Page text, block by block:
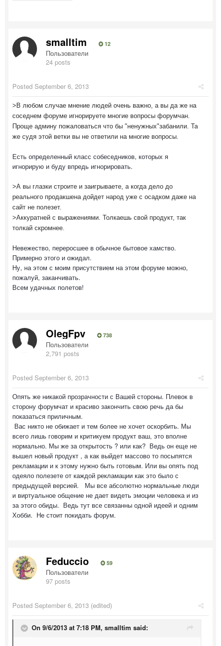
smalltim 12
Пользователи
24 posts
Posted September 6, 2013
>В любом случае мнение людей очень важно, а вы да же на
соседнем форуме игнорируете многие вопросы форумчан.
Проще админу пожаловаться что бы "ненужных"забанили. Та
же судя этой ветки вы не ответили на многие вопросы.
Есть определенный класс собеседников, которых я
игнорирую и буду впредь игнорировать.
>А вы глазки строите и заигрываете, а когда дело до
реального продакшена дойдет народ уже с осадком даже на
сайт не полезет.
>Аккуратней с выражениями. Толкаешь свой продукт, так
толкай скромнее.
Невежество, переросшее в обычное бытовое хамство.
Примерно этого и ожидал.
Ну, на этом с моим присутствием на этом форуме можно,
пожалуй, заканчивать.
Всем удачных полетов!
OlegFpv 738
Пользователи
2,791 posts
Posted September 6, 2013
Опять же никакой прозрачности с Вашей стороны. Плевок в
сторону форумчат и красиво закончить свою речь да бы
показаться приличным.
Вас никто не обижает и тем более не хочет оскорбить. Мы
всего лишь говорим и критикуем продукт ваш, это вполне
нормально. Мы же за открытость ? или как? Ведь он еще не
вышел новый продукт , а как выйдет массово то посыпятся
рекламации и к этому нужно быть готовым. Или вы опять под
одеяло полезете от каждой рекламации как это было с
предыдущей версией. Мы все абсолютно нормальные люди
и виртуальное общение не дает видеть эмоции человека и из
за этого обиды. Ведь тут все связанны одной идеей и одним
Хобби. Не стоит покидать форум.
Feduccio 59
Пользователи
97 posts
Posted September 6, 2013 (edited)
On 9/6/2013 at 7:18 PM, smalltim said: